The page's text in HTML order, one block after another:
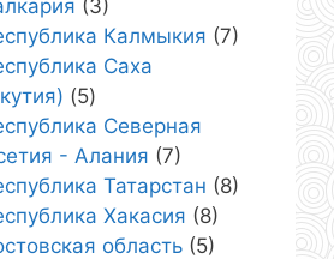
(3)
Калмыкия (7)
Саха
(5)
Северная
- Алания (7)
Татарстан (8)
Хакасия (8)
область(5)